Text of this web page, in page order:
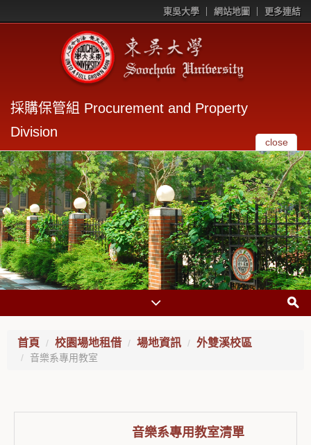
東吳大學 網站地圖 更多連結
採購保管組 Procurement and Property
Division
close
首頁 校園場地租借 場地資訊 外雙溪校區
音樂系專用教室
音樂系專用教室清單